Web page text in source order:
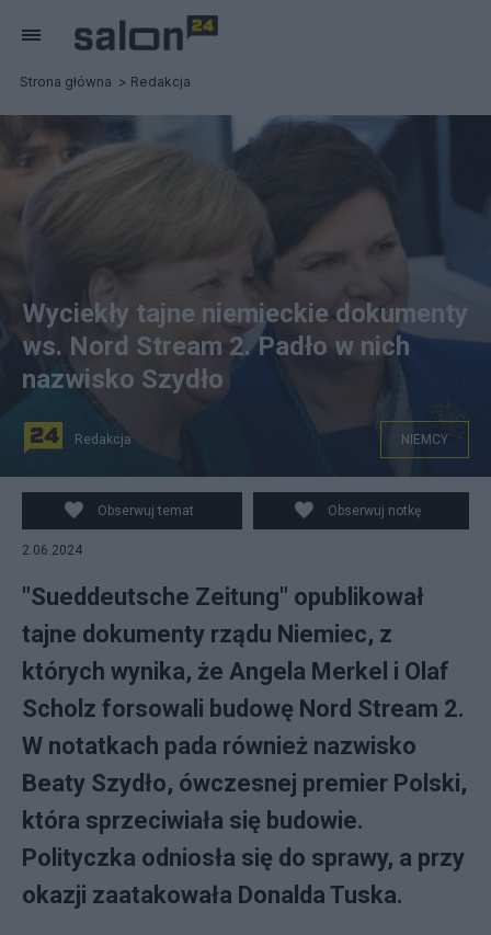
Strona główna Redakcja
Angela Merkel i Beata Szydło. Fot. Peter
Steffen/dpa/PAP
Wyciekły tajne niemieckie dokumenty
ws. Nord Stream 2. Padło w nich
nazwisko Szydło
Redakcja NIEMCY
Obserwuj temat Obserwuj notkę
2.06.2024
"Sueddeutsche Zeitung" opublikował
tajne dokumenty rządu Niemiec, z
których wynika, że Angela Merkel i Olaf
Scholz forsowali budowę Nord Stream 2.
W notatkach pada również nazwisko
Beaty Szydło, ówczesnej premier Polski,
która sprzeciwiała się budowie.
Polityczka odniosła się do sprawy, a przy
okazji zaatakowała Donalda Tuska.